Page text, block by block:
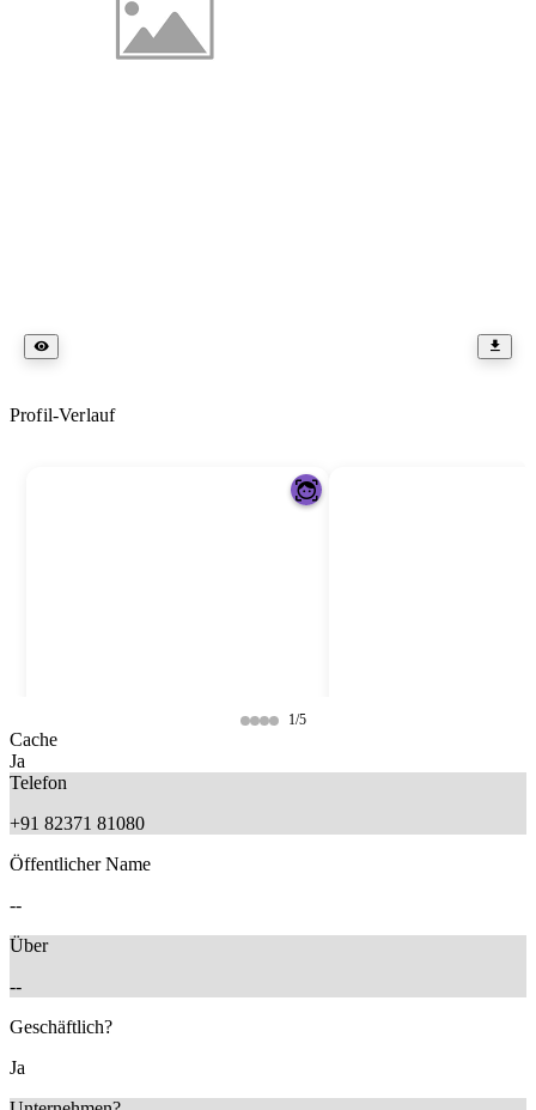
Profil-Verlauf
1/5
Cache
Ja
Telefon
+91 82371 81080
Öffentlicher Name
--
Über
--
Geschäftlich?
Ja